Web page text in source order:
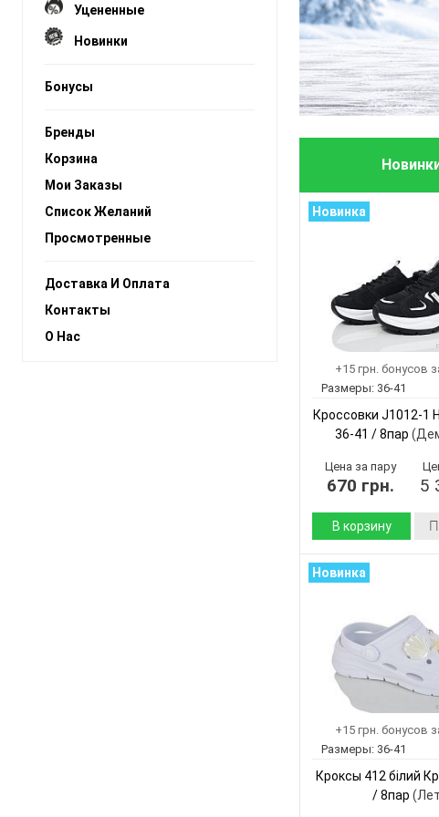
Уцененные
Новинки
Бонусы
Бренды
Корзина
Мои Заказы
Список Желаний
Просмотренные
Доставка И Оплата
Контакты
О Нас
Новинка
+15 грн. бонусов
Размеры: 36-41
Кроссовки J1012-1
36-41 / 8пар
Цена за пару
670 грн. 5
В корзину
Сезон:
Материал
внутри:
Подошва : Пвх
Страна
производитель:
Бренд:
Артикул:
36-
Новинка
+15 грн. бонусов
Размеры: 36-41
Кроксы 412 білий
/ 8пар